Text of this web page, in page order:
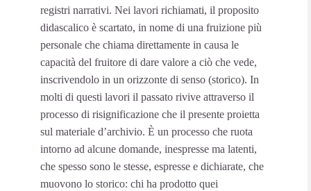
registri narrativi. Nei lavori richiamati, il proposito
didascalico è scartato, in nome di una fruizione più
personale che chiama direttamente in causa le
capacità del fruitore di dare valore a ciò che vede,
inscrivendolo in un orizzonte di senso (storico). In
molti di questi lavori il passato rivive attraverso il
processo di risignificazione che il presente proietta
sul materiale d’archivio. È un processo che ruota
intorno ad alcune domande, inespresse ma latenti,
che spesso sono le stesse, espresse e dichiarate, che
muovono lo storico: chi ha prodotto quei